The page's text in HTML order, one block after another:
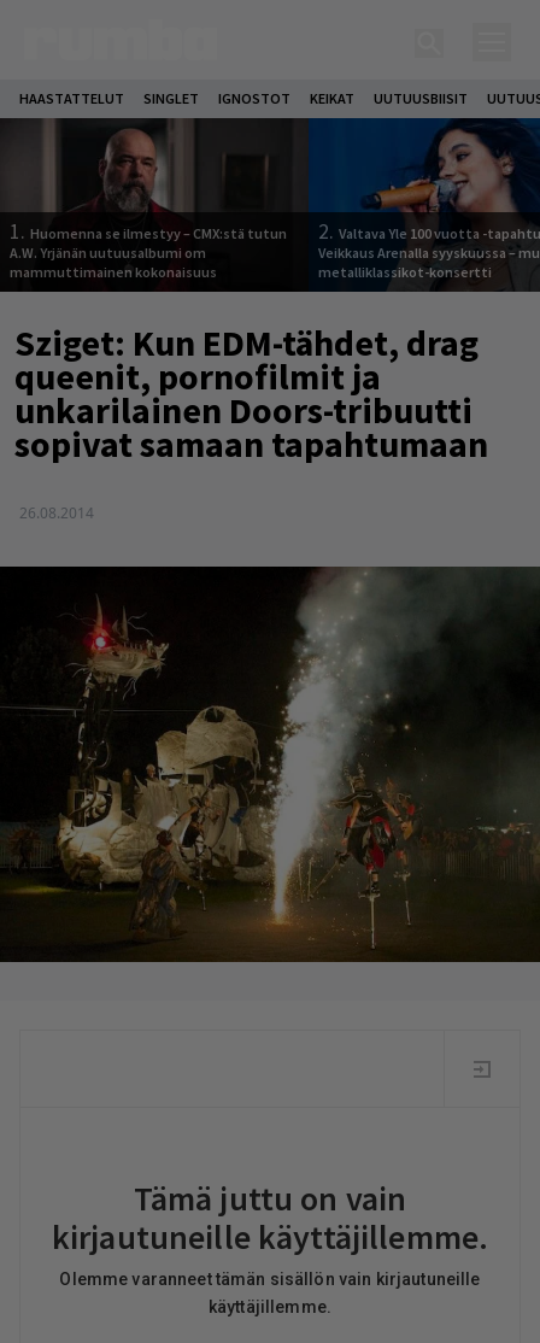
HAASTATTELUT SINGLET IGNOSTOT KEIKAT UUTUUSBIISIT
1. Huomenna se ilmestyy – CMX:stä tutun
A.W. Yrjänän uutuusalbumi om
mammuttimainen kokonaisuus
2. Valtava Yle 100 vuotta -
Veikkaus Arenalla syyskuussa –
metalliklassikot-konsertti
Sziget: Kun EDM-tähdet, drag
queenit, pornofilmit ja
unkarilainen Doors-tribuutti
sopivat samaan tapahtumaan
26.08.2014